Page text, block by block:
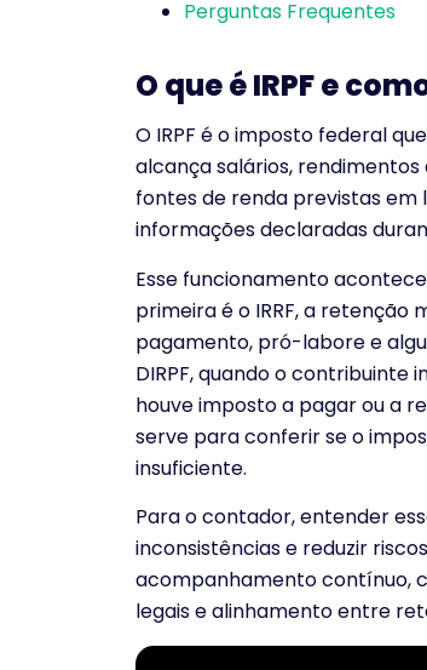
Perguntas Frequentes
O que é IRPF e
O IRPF é o imposto federal
alcança salários,
fontes de renda previstas em
informações declaradas
Esse funcionamento
primeira é o IRRF, a
pagamento, pró-labore e
DIRPF, quando o contribuinte
houve imposto a pagar ou a
serve para conferir se o
insuficiente.
Para o contador, entender
inconsistências e reduzir
acompanhamento contínuo,
legais e alinhamento entre